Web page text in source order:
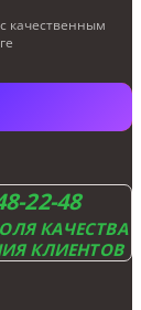
качественным
22-48
КАЧЕСТВА
КЛИЕНТОВ